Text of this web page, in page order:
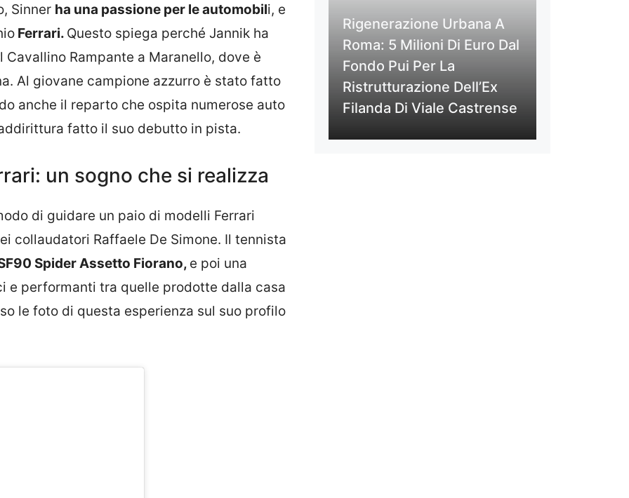
Sinner ha una passione per le automobili, e
Ferrari. Questo spiega perché Jannik ha
Rampante a Maranello, dove è
Al giovane campione azzurro è stato fatto
anche il reparto che ospita numerose auto
fatto il suo debutto in pista.
un sogno che si realizza
di guidare un paio di modelli Ferrari
collaudatori Raffaele De Simone. Il tennista
Spider Assetto Fiorano, e poi una
e performanti tra quelle prodotte dalla casa
le foto di questa esperienza sul suo profilo
Rigenerazione Urbana A
Roma: 5 Milioni Di Euro Dal
Fondo Pui Per La
Ristrutturazione Dell’Ex
Filanda Di Viale Castrense